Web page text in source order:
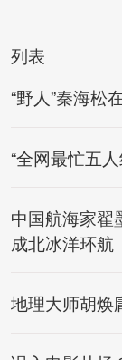
列表
“野人”秦海松
“全网最忙五
中国航海家翟
成北冰洋环航
地理大师胡焕